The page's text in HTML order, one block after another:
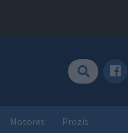
Motores Prozis